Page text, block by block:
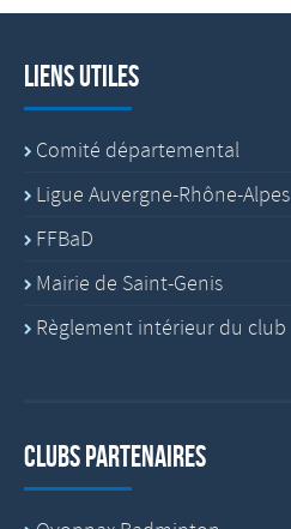
Liens utiles
Comité départemental
Ligue Auvergne-Rhône-Alpes
FFBaD
Mairie de Saint-Genis
Règlement intérieur du club
Clubs partenaires